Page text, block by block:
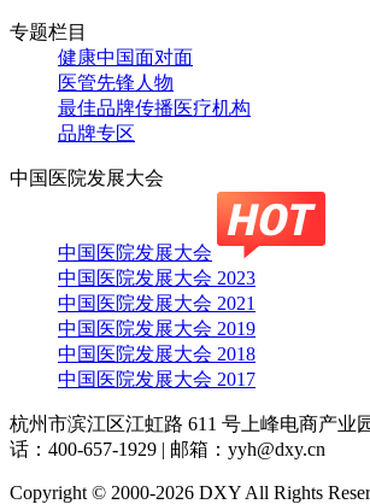
专题栏目
健康中国面对面
医管先锋人物
最佳品牌传播医疗机构
品牌专区
中国医院发展大会
中国医院发展大会
中国医院发展大会 2023
中国医院发展大会 2021
中国医院发展大会 2019
中国医院发展大会 2018
中国医院发展大会 2017
杭州市滨江区江虹路 611 号上峰电商产业
话：400-657-1929 | 邮箱：yyh@dxy.cn
Copyright © 2000-2026 DXY All Rights